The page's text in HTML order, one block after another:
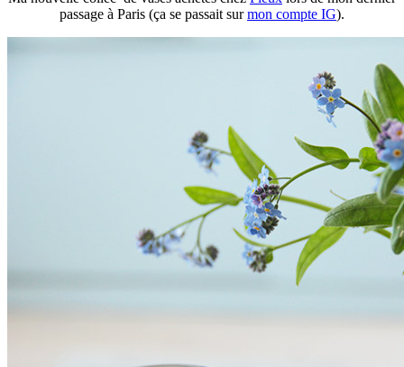
passage à Paris (ça se passait surmon compte IG).